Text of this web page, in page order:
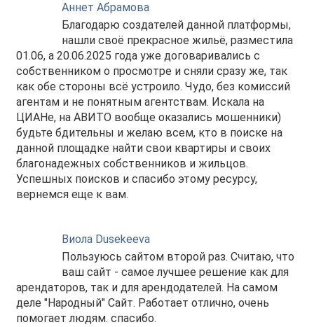
Аннет Абрамова
Благодарю создателей данной платформы,
нашли своё прекрасное жильё, разместила
01.06, а 20.06.2025 года уже договаривались с
собственником о просмотре и сняли сразу же, так
как обе стороны всё устроило. Чудо, без комиссий
агентам и не понятным агентствам. Искала на
ЦИАНе, на АВИТО вообще оказались мошенники)
будьте бдительны и желаю всем, кто в поиске на
данной площадке найти свои квартиры и своих
благонадежных собственников и жильцов.
Успешных поисков и спасибо этому ресурсу,
вернемся еще к вам.
Виола Dusekeeva
Пользуюсь сайтом второй раз. Считаю, что
ваш сайт - самое лучшее решение как для
арендаторов, так и для арендодателей. На самом
деле "Народный" Сайт. Работает отлично, очень
помогает людям. спасибо.